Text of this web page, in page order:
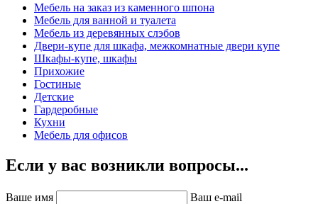
Мебель на заказ из каменного шпона
Мебель для ванной и туалета
Мебель из деревянных слэбов
Двери-купе для шкафа, межкомнатные двери купе
Шкафы-купе, шкафы
Прихожие
Гостиные
Детские
Гардеробные
Кухни
Мебель для офисов
Если у вас возникли вопросы...
Ваше имя
Ваш e-mail